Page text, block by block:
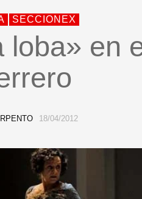
SECCIONEX
loba» en
18/04/2012